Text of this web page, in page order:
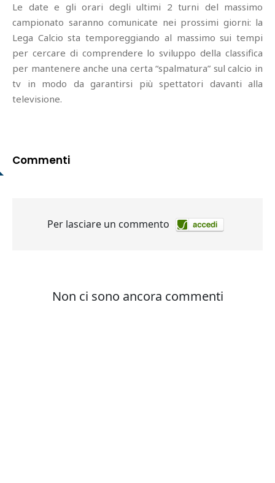
Le date e gli orari degli ultimi 2 turni del massimo
campionato saranno comunicate nei prossimi giorni: la
Lega Calcio sta temporeggiando al massimo sui tempi
per cercare di comprendere lo sviluppo della classifica
per mantenere anche una certa “spalmatura” sul calcio in
tv in modo da garantirsi più spettatori davanti alla
televisione.
Commenti